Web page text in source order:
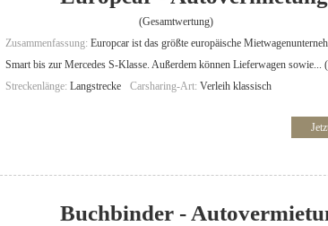
(Gesamtwertung)
Zusammenfassung: Europcar ist das größte europäische
Smart bis zur Mercedes S-Klasse. Außerdem können Lieferwagen sowie...
Streckenlänge: Langstrecke Carsharing-Art: Verleih klassisch
Buchbinder -